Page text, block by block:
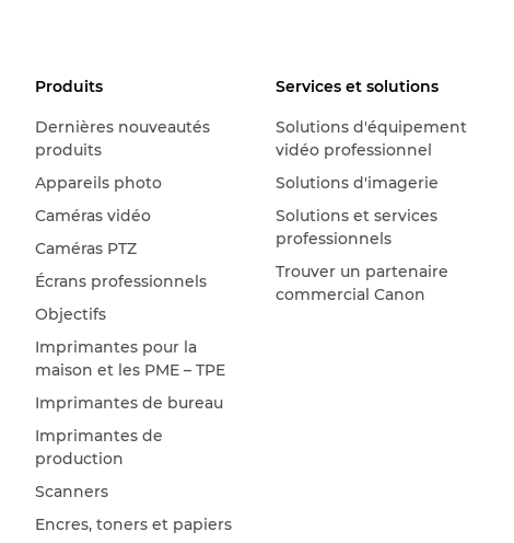
Produits
Dernières nouveautés
produits
Appareils photo
Caméras vidéo
Caméras PTZ
Écrans professionnels
Objectifs
Imprimantes pour la
maison et les PME – TPE
Imprimantes de bureau
Imprimantes de
production
Scanners
Encres, toners et papiers
Services et solutions
Solutions d'équipement
vidéo professionnel
Solutions d'imagerie
Solutions et services
professionnels
Trouver un partenaire
commercial Canon